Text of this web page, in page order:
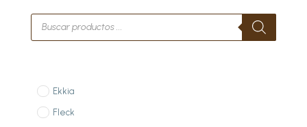
Búsqueda
productos
Ekkia
Fleck